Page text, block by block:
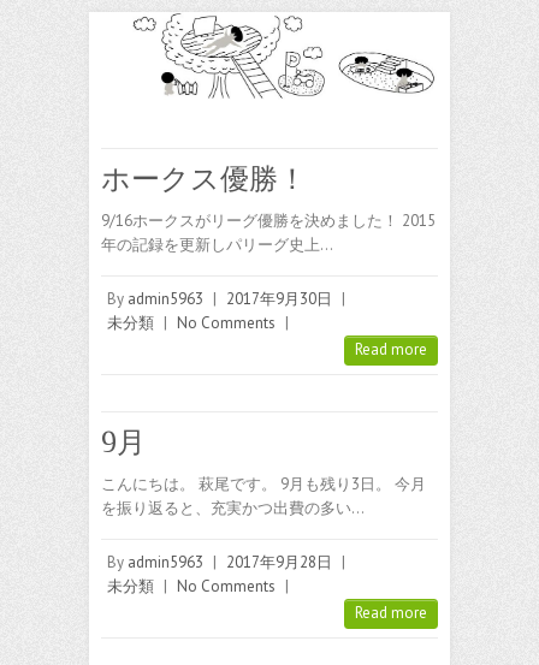
ホークス優勝！
9/16ホークスがリーグ優勝を決めました！ 2015
年の記録を更新しパリーグ史上…
By admin5963 | 2017年9月30日
|
未分類 | No Comments |
Read more
9月
こんにちは。 萩尾です。 9月も残り3日。 今月
を振り返ると、充実かつ出費の多い…
By admin5963 | 2017年9月28日
|
未分類 | No Comments |
Read more